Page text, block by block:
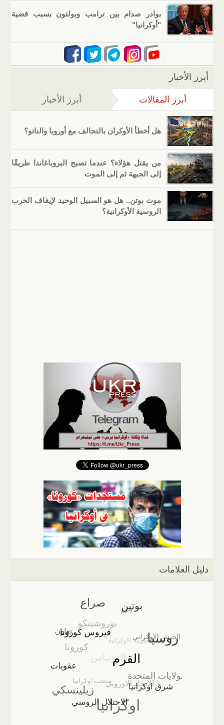
بوادر صدام بين ترامب وبولتون بسبب قضية
"أوكرانيا"
أبرز الأخبار
أبرز المقالات (علامة التبويب النشطة)
أبرز الأخبار
هل أخطأ الأوكران بالتحالف مع أوروبا والناتو؟
من يقتل هؤلاء؟ عندما تصبح البروباغاندا طريقًا
إلى الجبهة ثم إلى الموت
موت بوتن.. هل هو السبيل الوحيد لإيقاف الحرب
الروسية الأوكرانية؟
دليل العلامات